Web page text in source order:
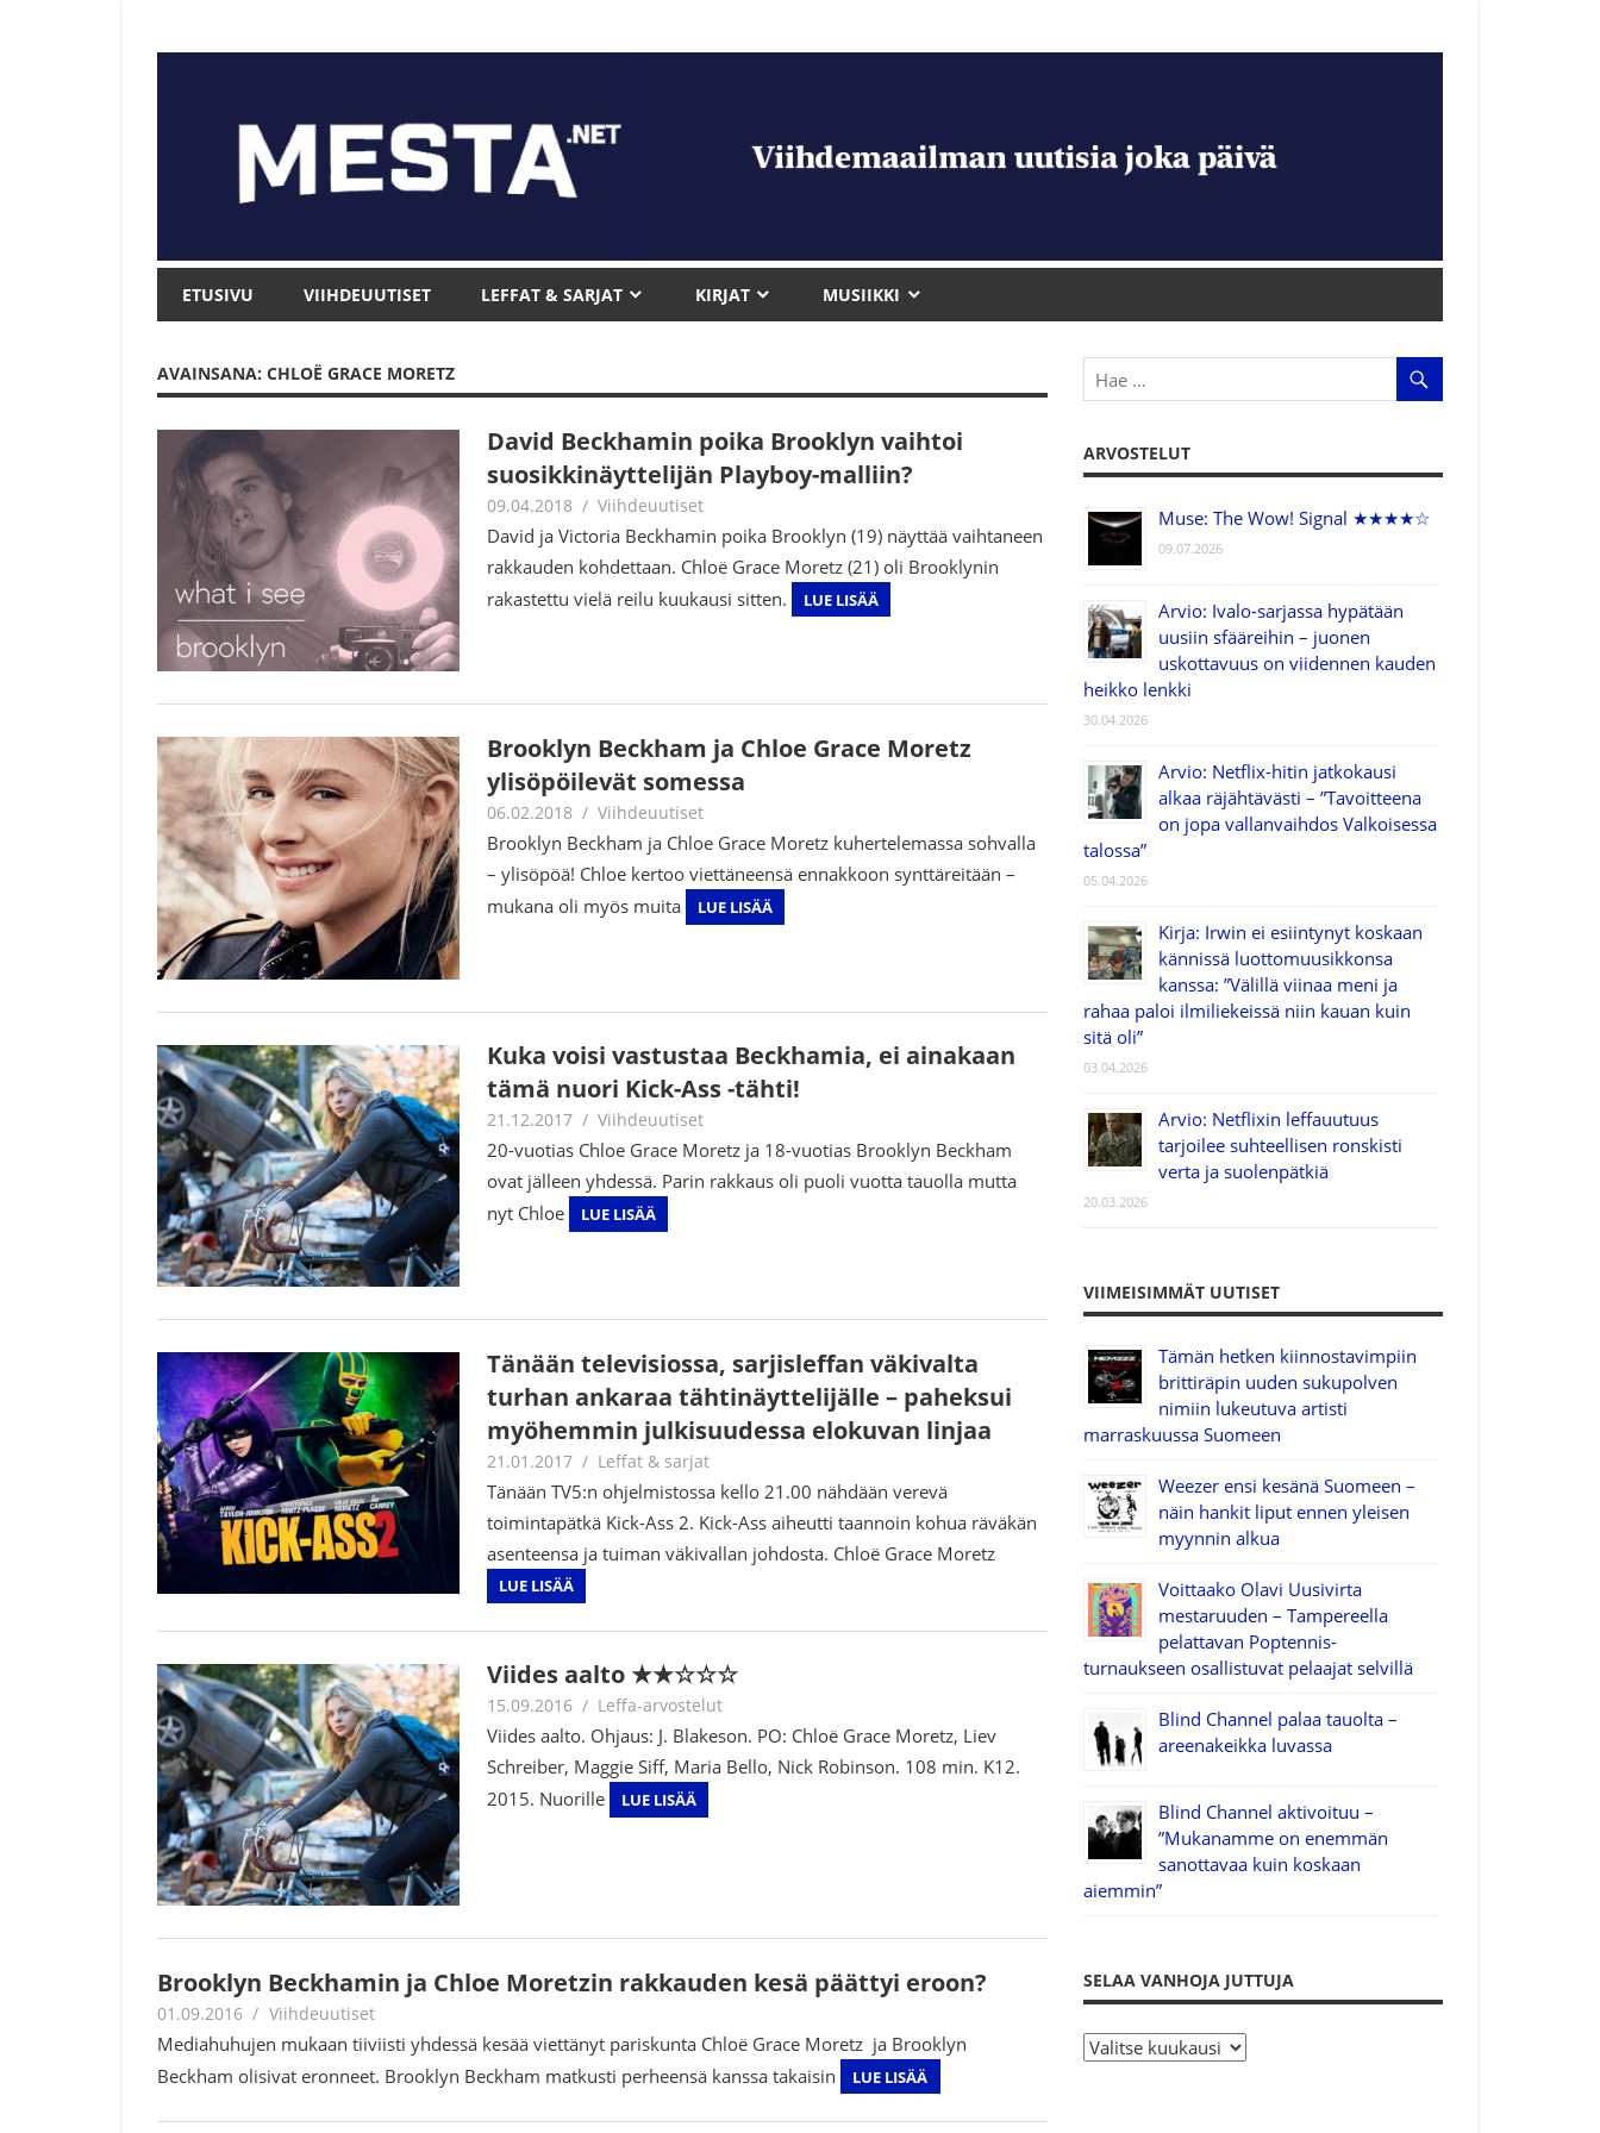
Mesta.net
ETUSIVU VIIHDEUUTISET LEFFAT & SARJAT KIRJAT MUSIIKKI
AVAINSANA: CHLOË GRACE MORETZ
David Beckhamin poika Brooklyn vaihtoi
suosikkinäyttelijän Playboy-malliin?
09.04.2018 Juha Kaunisto
Viihdeuutiset
David ja Victoria Beckhamin poika Brooklyn (19) näyttää vaihtaneen
rakkauden kohdettaan. Chloë Grace Moretz (21) oli Brooklynin
rakastettu vielä reilu kuukausi sitten.
LUE LISÄÄ
Brooklyn Beckham ja Chloe Grace Moretz
ylisöpöilevät somessa
06.02.2018 Juha Kaunisto
Viihdeuutiset
Brooklyn Beckham ja Chloe Grace Moretz kuhertelemassa sohvalla
– ylisöpöä! Chloe kertoo viettäneensä ennakkoon synttäreitään –
mukana oli myös muita
LUE LISÄÄ
Kuka voisi vastustaa Beckhamia, ei ainakaan
tämä nuori Kick-Ass -tähti!
21.12.2017 Juha Kaunisto
Viihdeuutiset
20-vuotias Chloe Grace Moretz ja 18-vuotias Brooklyn Beckham
ovat jälleen yhdessä. Parin rakkaus oli puoli vuotta tauolla mutta
nyt Chloe
LUE LISÄÄ
Tänään televisiossa, sarjisleffan väkivalta
turhan ankaraa tähtinäyttelijälle – paheksui
myöhemmin julkisuudessa elokuvan linjaa
21.01.2017 Juha Kaunisto
Leffat & sarjat
Tänään TV5:n ohjelmistossa kello 21.00 nähdään verevä
toimintapätkä Kick-Ass 2. Kick-Ass aiheutti taannoin kohua räväkän
asenteensa ja tuiman väkivallan johdosta. Chloë Grace Moretz
LUE LISÄÄ
Viides aalto ★★☆☆☆
15.09.2016 Juha Kaunisto
Leffa-arvostelut
Viides aalto. Ohjaus: J. Blakeson. PO: Chloë Grace Moretz, Liev
Schreiber, Maggie Siff, Maria Bello, Nick Robinson. 108 min. K12.
2015. Nuorille
LUE LISÄÄ
Brooklyn Beckhamin ja Chloe Moretzin rakkauden kesä päättyi eroon?
01.09.2016 Juha Kaunisto
Viihdeuutiset
Mediahuhujen mukaan tiiviisti yhdessä kesää viettänyt pariskunta Chloë Grace Moretz ja Brooklyn
Beckham olisivat eronneet. Brooklyn Beckham matkusti perheensä kanssa takaisin
LUE LISÄÄ
ARVOSTELUT
Muse: The Wow! Signal ★★★★☆
09.07.2026
Arvio: Ivalo-sarjassa hypätään
uusiin sfääreihin – juonen
uskottavuus on viidennen kauden
heikko lenkki
30.04.2026
Arvio: Netflix-hitin jatkokausi
alkaa räjähtävästi – ”Tavoitteena
on jopa vallanvaihdos Valkoisessa
talossa”
05.04.2026
Kirja: Irwin ei esiintynyt koskaan
kännissä luottomuusikkonsa
kanssa: ”Välillä viinaa meni ja
rahaa paloi ilmiliekeissä niin kauan kuin
sitä oli”
03.04.2026
Arvio: Netflixin leffauutuus
tarjoilee suhteellisen ronskisti
verta ja suolenpätkiä
20.03.2026
VIIMEISIMMÄT UUTISET
Tämän hetken kiinnostavimpiin
brittiräpin uuden sukupolven
nimiin lukeutuva artisti
marraskuussa Suomeen
Weezer ensi kesänä Suomeen –
näin hankit liput ennen yleisen
myynnin alkua
Voittaako Olavi Uusivirta
mestaruuden – Tampereella
pelattavan Poptennis-
turnaukseen osallistuvat pelaajat selvillä
Blind Channel palaa tauolta –
areenakeikka luvassa
Blind Channel aktivoituu –
”Mukanamme on enemmän
sanottavaa kuin koskaan
aiemmin”
SELAA VANHOJA JUTTUJA
S